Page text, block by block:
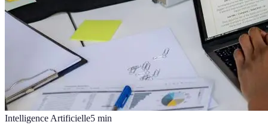
Intelligence Artificielle5 min